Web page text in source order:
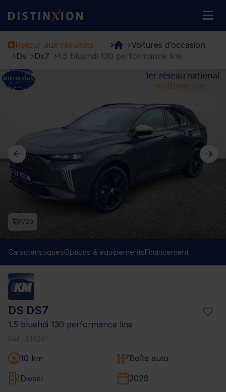
Distinxion
Retour aux résultats
Voitures d’occasion
Ds
Ds7 1.5 bluehdi 130 performance line
DS DS7
1.5 bluehdi 130 performance line
10 km
Boîte auto
Diesel
2026
1/20
CaractéristiquesOptions & équipementsFinancement